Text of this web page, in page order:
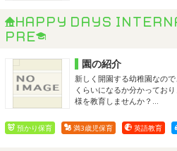
Happy Days
Preschool
園の紹介
新しく開園する幼稚園なの
くらいになるか分かってお
様を教育しませんか？…
預かり保育 満3歳児保育 英語教育